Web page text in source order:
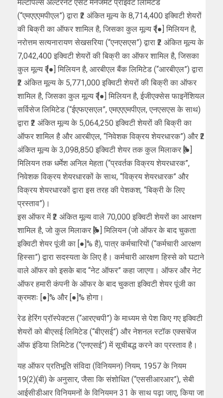
मल्टीपल्स अल्टरनेट एसेट मैनेजमेंट प्राइवेट लिमिटेड
(“एमएएएमपीएल”) द्वारा ₹2 अंकित मूल्य के 8,714,400 इक्विटी शेयरों
की बिक्री का ऑफर शामिल है, जिसका कुल मूल्य ₹ [●] मिलियन है,
नरोत्तम सत्यनारायण सेखसरिया (“एनएसएस”) द्वारा ₹2 अंकित मूल्य के
7,042,400 इक्विटी शेयरों की बिक्री का ऑफर शामिल है, जिसका
कुल मूल्य ₹ [●] मिलियन है, आरबीएल बैंक लिमिटेड (“आरबीएल”) द्वारा
₹2 अंकित मूल्य के 5,771,000 इक्विटी शेयरों की बिक्री का ऑफर
शामिल है, जिसका कुल मूल्य ₹ [●] मिलियन है, ईजीएक्सेस फाइनेंशियल
सर्विसेज लिमिटेड (“ईएफएसएल”, एमएएएमपीएल, एनएसएस के साथ)
द्वारा ₹2 अंकित मूल्य के 5,064,250 इक्विटी शेयरों की बिक्री का
ऑफर शामिल है और आरबीएल, “निवेशक विक्रय शेयरधारक”) और ₹2
अंकित मूल्य के 3,098,850 इक्विटी शेयर तक कुल मिलाकर ₹[●]
मिलियन तक धर्मेश अनिल मेहता (“प्रवर्तक विक्रय शेयरधारक”,
निवेशक विक्रय शेयरधारकों के साथ, “विक्रय शेयरधारक” और
विक्रय शेयरधारकों द्वारा इस तरह की पेशकश, “बिक्री के लिए
प्रस्ताव”)।
इस ऑफर में ₹2 अंकित मूल्य वाले 70,000 इक्विटी शेयरों का आरक्षण
शामिल है, जो कुल मिलाकर ₹[●] मिलियन (जो ऑफर के बाद चुकता
इक्विटी शेयर पूंजी का [●]% है), पात्र कर्मचारियों (“कर्मचारी आरक्षण
हिस्सा”) द्वारा सदस्यता के लिए है। कर्मचारी आरक्षण हिस्से को घटाने
वाले ऑफर को इसके बाद “नेट ऑफर” कहा जाएगा। ऑफर और नेट
ऑफर हमारी कंपनी के ऑफर के बाद चुकता इक्विटी शेयर पूंजी का
क्रमशः [●]% और [●]% होगा।
रेड हेरिंग प्रॉस्पेक्टस (“आरएचपी”) के माध्यम से पेश किए गए इक्विटी
शेयरों को बीएसई लिमिटेड (“बीएसई”) और नेशनल स्टॉक एक्सचेंज
ऑफ इंडिया लिमिटेड (“एनएसई”) में सूचीबद्ध करने का प्रस्ताव है।
यह ऑफर प्रतिभूति संविदा (विनियमन) नियम, 1957 के नियम
19(2)(बी) के अनुसार, जैसा कि संशोधित (“एससीआरआर”), सेबी
आईसीडीआर विनियमनों के विनियमन 31 के साथ पढ़ा जाए, किया जा